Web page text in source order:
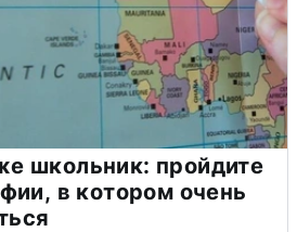
школьник: пройдите
в котором очень